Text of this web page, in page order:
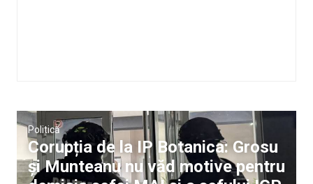
Politică
Corupția de la IP Botanica: Grosu
și Munteanu nu văd motive pentru